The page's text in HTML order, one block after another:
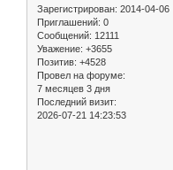
Зарегистрирован: 2014-04-06
Приглашений: 0
Сообщений: 12111
Уважение: +3655
Позитив: +4528
Провел на форуме:
7 месяцев 3 дня
Последний визит:
2026-07-21 14:23:53